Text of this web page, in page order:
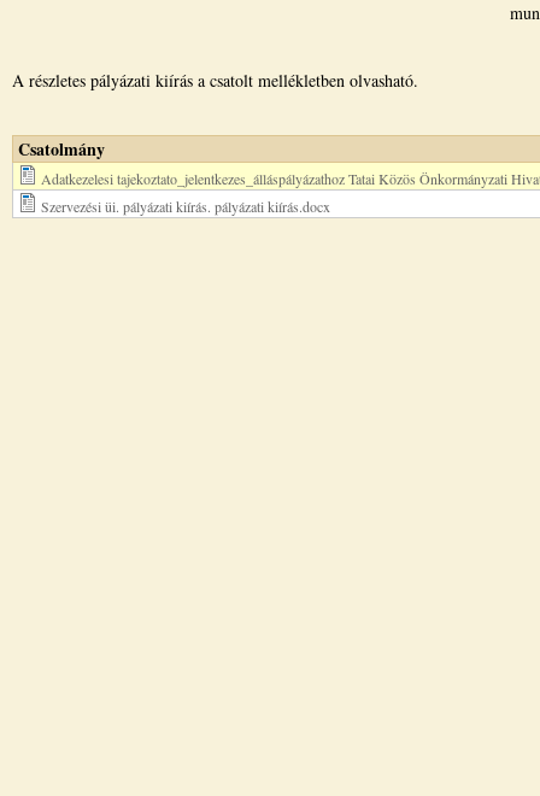
A részletes pályázati kiírás a csatolt mellékletben olvasható.
Csatolmány
Adatkezelesi tajekoztato_jelentkezes_álláspályázathoz Tatai Közös Önkormányzati
Szervezési üi. pályázati kiírás. pályázati kiírás.docx